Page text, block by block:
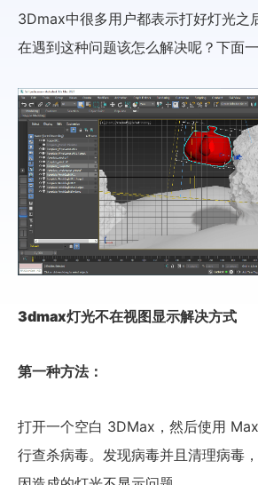
3Dmax中很多用户都表示打好灯光之
在遇到这种问题该怎么解决呢？下面一
3dmax灯光不在视图显示解决方式
第一种方法：
打开一个空白 3DMax，然后使用
行查杀病毒。发现病毒并且清理病毒